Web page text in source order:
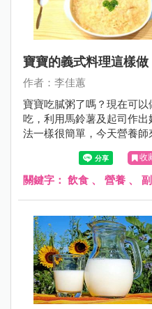
寶寶的義式料理這樣
作者：李佳蕙
寶寶吃膩粥了嗎？現在可
吃，利用馬鈴薯及起司作
法一樣很簡單，今天營養師
收
關鍵字： 飲食 、 營養 、